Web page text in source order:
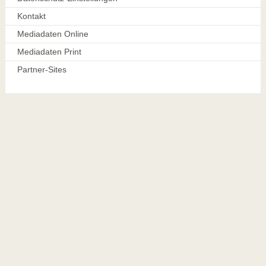
Kontakt
Mediadaten Online
Mediadaten Print
Partner-Sites